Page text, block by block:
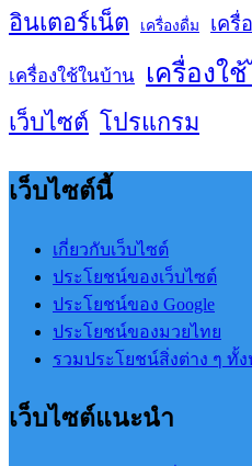
อินเตอร์เน็ต เครื่องดื่ม เครื่
เครื่องใช้ในบ้าน เครื่องใ
เว็บไซต์ โปรแกรม
เว็บไซต์นี้
เกี่ยวกับเว็บไซต์
ประโยชน์ของเว็บไซต์
ประโยชน์ของ Google
ประโยชน์ของมวยไทย
รวมประโยชน์สิ่งต่าง ๆ ทั้
เว็บไซต์แนะนำ